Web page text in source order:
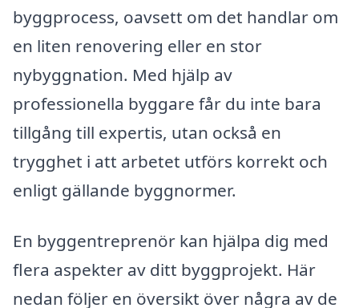
byggprocess, oavsett om det handlar om
en liten renovering eller en stor
nybyggnation. Med hjälp av
professionella byggare får du inte bara
tillgång till expertis, utan också en
trygghet i att arbetet utförs korrekt och
enligt gällande byggnormer.
En byggentreprenör kan hjälpa dig med
flera aspekter av ditt byggprojekt. Här
nedan följer en översikt över några av de